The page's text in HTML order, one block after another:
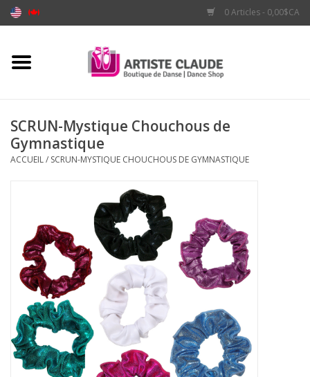
0 Articles - 0,00$CA
Accueil
Vêtements
Marques
SCRUN-Mystique Chouchous de
Gymnastique
ACCUEIL/ SCRUN-MYSTIQUE CHOUCHOUS DE GYMNASTIQUE